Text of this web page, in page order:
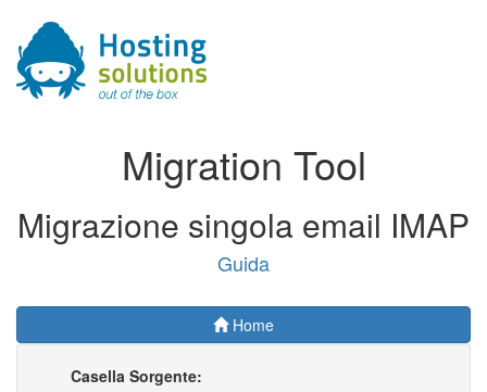
Migration Tool
Migrazione singola email IMAP
Guida
Home
Casella Sorgente: